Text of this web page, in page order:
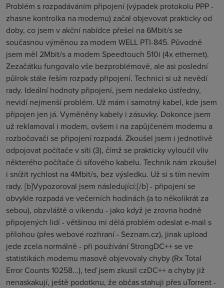
Problém s rozpadáváním připojení (výpadek protokolu PPP -
zhasne kontrolka na modemu) začal objevovat prakticky od
doby, co jsem v akční nabídce přešel na 6Mbit/s se
současnou výměnou za modem WELL PTI-845. Původně
jsem měl 2Mbit/s a modem Speedtouch 510i (4x ethernet).
Zezačátku fungovalo vše bezproblémově, ale asi poslední
půlrok stále řeším rozpady připojení. Technici si už nevědí
rady. Ideální hodnoty připojení, jsem nedaleko ústředny,
nevidí nejmenší problém. Už mám i samotný kabel, kde jsem
připojen jen já. Vyměněny kabely i zásuvky. Dokonce jsem
už reklamoval i modem, ovšem i na zapůjčeném modemu a
rozbočovači se připojení rozpadá. Zkoušel jsem i jednotlivě
odpojovat počítače v síti (3), čímž se prakticky vyloučil vliv
některého počítače či síťového kabelu. Technik nám zkoušel
i snížit rychlost na 4Mbit/s, bez výsledku. Už si s tím nevím
rady. [b]Vypozoroval jsem následující:[/b] - připojení se
obvykle rozpadá ve večerních hodinách (a to několikrát za
sebou), obzvláště o víkendu - jako když je zrovna hodně
připojených lidí - většinou mi dělá problém odeslat e-mail s
přílohou (přes webové rozhraní - Seznam.cz), jinak upload
jede zcela normálně - při používání StrongDC++ se ve
statistikách modemu masově objevovaly chyby (Rx Total
Error Counts 10258...), teď jsem zkusil czDC++ a chyby již
nenaskakují, ještě podotknu, že občas stahuji přes uTorrent -